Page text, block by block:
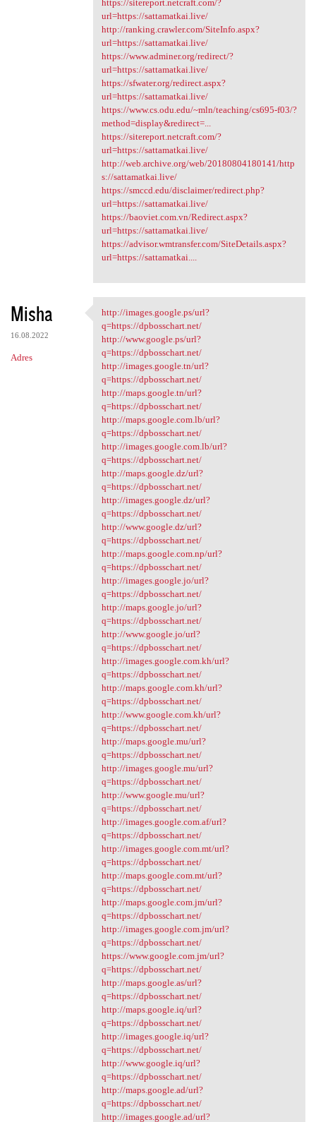
https://sitereport.netcraft.com/?
url=https://sattamatkai.live/
http://ranking.crawler.com/SiteInfo.aspx?
url=https://sattamatkai.live/
https://www.adminer.org/redirect/?
url=https://sattamatkai.live/
https://sfwater.org/redirect.aspx?
url=https://sattamatkai.live/
https://www.cs.odu.edu/~mln/teaching/cs695-f03/?
method=display&redirect=...
https://sitereport.netcraft.com/?
url=https://sattamatkai.live/
http://web.archive.org/web/20180804180141/http
s://sattamatkai.live/
https://smccd.edu/disclaimer/redirect.php?
url=https://sattamatkai.live/
https://baoviet.com.vn/Redirect.aspx?
url=https://sattamatkai.live/
https://advisor.wmtransfer.com/SiteDetails.aspx?
url=https://sattamatkai....
Misha
16.08.2022
Adres
http://images.google.ps/url?q
http://images.google.ps/url?
q=https://dpbosschart.net/
http://www.google.ps/url?
q=https://dpbosschart.net/
http://images.google.tn/url?
q=https://dpbosschart.net/
http://maps.google.tn/url?
q=https://dpbosschart.net/
http://maps.google.com.lb/url?
q=https://dpbosschart.net/
http://images.google.com.lb/url?
q=https://dpbosschart.net/
http://maps.google.dz/url?
q=https://dpbosschart.net/
http://images.google.dz/url?
q=https://dpbosschart.net/
http://www.google.dz/url?
q=https://dpbosschart.net/
http://maps.google.com.np/url?
q=https://dpbosschart.net/
http://images.google.jo/url?
q=https://dpbosschart.net/
http://maps.google.jo/url?
q=https://dpbosschart.net/
http://www.google.jo/url?
q=https://dpbosschart.net/
http://images.google.com.kh/url?
q=https://dpbosschart.net/
http://maps.google.com.kh/url?
q=https://dpbosschart.net/
http://www.google.com.kh/url?
q=https://dpbosschart.net/
http://maps.google.mu/url?
q=https://dpbosschart.net/
http://images.google.mu/url?
q=https://dpbosschart.net/
http://www.google.mu/url?
q=https://dpbosschart.net/
http://images.google.com.af/url?
q=https://dpbosschart.net/
http://images.google.com.mt/url?
q=https://dpbosschart.net/
http://maps.google.com.mt/url?
q=https://dpbosschart.net/
http://maps.google.com.jm/url?
q=https://dpbosschart.net/
http://images.google.com.jm/url?
q=https://dpbosschart.net/
https://www.google.com.jm/url?
q=https://dpbosschart.net/
http://maps.google.as/url?
q=https://dpbosschart.net/
http://maps.google.iq/url?
q=https://dpbosschart.net/
http://images.google.iq/url?
q=https://dpbosschart.net/
http://www.google.iq/url?
q=https://dpbosschart.net/
http://maps.google.ad/url?
q=https://dpbosschart.net/
http://images.google.ad/url?